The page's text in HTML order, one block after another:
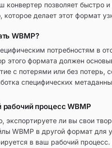
конвертер позволяет быстро
которое делает этот формат
WBMP?
потребностям в
этого формата должен
с потерями или без
специфических
процесс WBMP
экспортируете ли вы свои
WBMP в другой формат для
в ваш рабочий